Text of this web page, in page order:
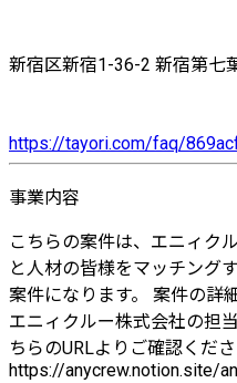
新宿区新宿1-36-2 新宿第七
https://tayori.com/faq/
事業内容
こちらの案件は、エニィク
と人材の皆様をマッチング
案件になります。 案件の詳
エニィクルー株式会社の担
ちらのURLよりご確認くださ
https://anycrew.notion.site/